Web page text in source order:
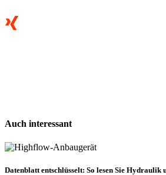
Auch interessant
Datenblatt entschlüsselt: So lesen Sie